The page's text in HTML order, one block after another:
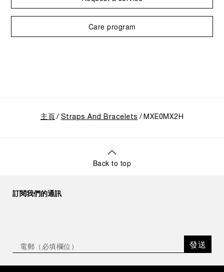
Care program
主頁 Straps And Bracelets MXE0MX2H
Back to top
訂閱我們的通訊
發送